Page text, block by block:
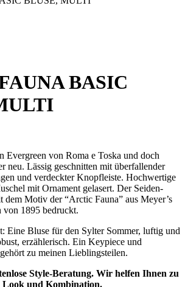
BASIC
Evergreen von Roma e Toska und doch
neu. Lässig geschnitten mit überfallender
und verdeckter Knopfleiste. Hochwertige
mit Ornament gelasert. Der Seiden-
dem Motiv der “Arctic Fauna” aus Meyer’s
1895 bedruckt.
t: Eine Bluse für den Sylter Sommer, luftig und
erzählerisch. Ein Keypiece und
zu meinen Lieblingsteilen.
Style-Beratung. Wir helfen Ihnen zu
Look und Kombination.